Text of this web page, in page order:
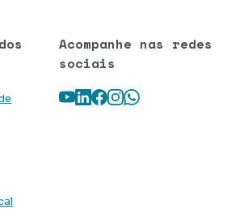
Acompanhe nas redes
sociais
Youtube
LinkedIn
Facebook
Instagram
WhatsApp